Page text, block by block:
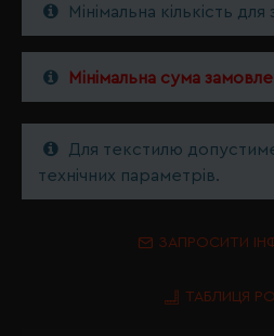
Мінімальна кількість
Мінімальна сума
Для текстилю
технічних параметрів.
ЗАПРОСИТИ
ТАБЛИЦЯ